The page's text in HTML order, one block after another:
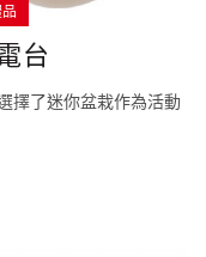
台
擇了迷你盆栽作為活動